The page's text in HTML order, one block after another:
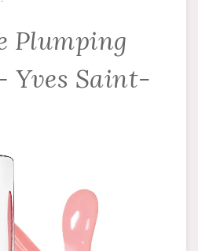
Plumping
Yves Saint-